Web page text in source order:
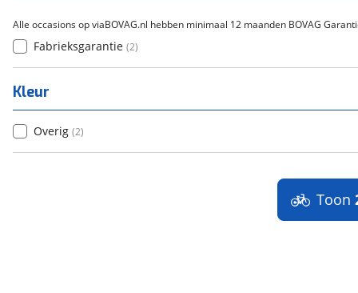
Alle occasions op viaBOVAG.nl hebben minimaal 12 maanden BOVAG
Fabrieksgarantie (2)
Kleur
Overig (2)
Toon